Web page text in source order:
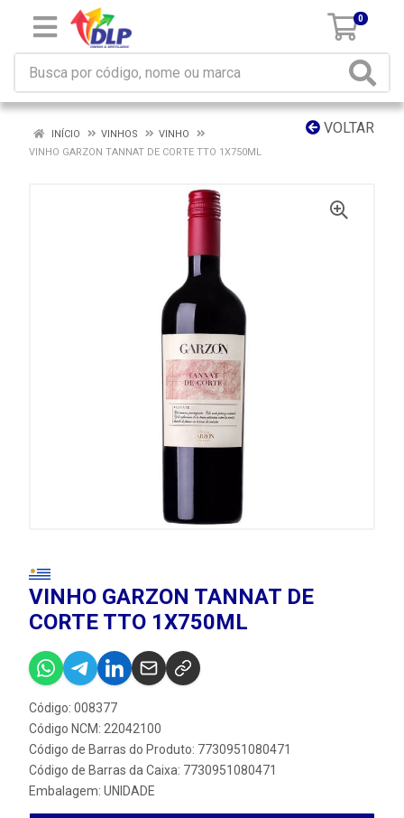
0
VOLTAR
INÍCIO VINHOS
VINHO
VINHO GARZON TANNAT DE CORTE TTO 1X750ML
VINHO GARZON TANNAT DE
CORTE TTO 1X750ML
Código: 008377
Código NCM: 22042100
Código de Barras do Produto: 7730951080471
Código de Barras da Caixa: 7730951080471
Embalagem: UNIDADE